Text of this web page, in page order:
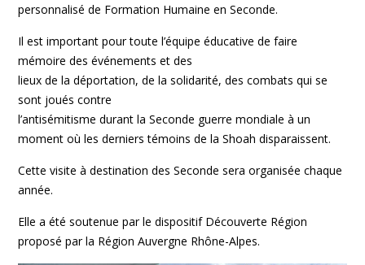
personnalisé de Formation Humaine en Seconde.
Il est important pour toute l’équipe éducative de faire
mémoire des événements et des
lieux de la déportation, de la solidarité, des combats qui se
sont joués contre
l’antisémitisme durant la Seconde guerre mondiale à un
moment où les derniers témoins de la Shoah disparaissent.
Cette visite à destination des Seconde sera organisée chaque
année.
Elle a été soutenue par le dispositif Découverte Région
proposé par la Région Auvergne Rhône-Alpes.